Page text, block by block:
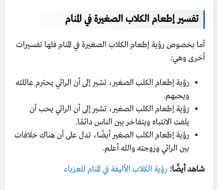
تفسير إطعام الكلاب الصغيرة في المنام
أما بخصوص رؤية إطعام الكلاب الصغيرة في المنام فلها تفسيرات
أخرى وهي:
رؤية إطعام الكلب الصغير، تشير إلى أن الرائي يحترم عائلته
ويحبهم.
رؤية إطعام الكلب الصغير، تشير إلى أن الرائي يحب أن
يلفت الانتباه ويتفاخر بين الناس دائمًا.
رؤية إطعام الكلب الصغير أيضًا، تدل على أن هناك خلافات
بين الرائي وزوجته والله أعلم.
شاهد أيضًا: رؤية الكلاب الأليفة في المنام للعزباء